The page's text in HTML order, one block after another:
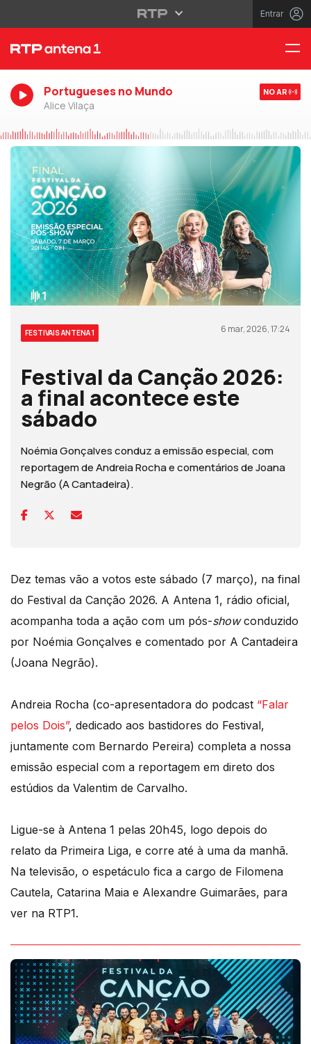
Entrar
Portugueses no Mundo
Alice Vilaça
NO AR
FESTIVAIS ANTENA 1 6 mar, 2026, 17:24
Festival da Canção 2026:
a final acontece este
sábado
Noémia Gonçalves conduz a emissão especial, com
reportagem de Andreia Rocha e comentários de Joana
Negrão (A Cantadeira).
Dez temas vão a votos este sábado (7 março), na final
do Festival da Canção 2026. A Antena 1, rádio oficial,
acompanha toda a ação com um pós-showconduzido
por Noémia Gonçalves e comentado por A Cantadeira
(Joana Negrão).
Andreia Rocha (co-apresentadora do podcast “Falar
pelos Dois”, dedicado aos bastidores do Festival,
juntamente com Bernardo Pereira) completa a nossa
emissão especial com a reportagem em direto dos
estúdios da Valentim de Carvalho.
Ligue-se à Antena 1 pelas 20h45, logo depois do
relato da Primeira Liga, e corre até à uma da manhã.
Na televisão, o espetáculo fica a cargo de Filomena
Cautela, Catarina Maia e Alexandre Guimarães, para
ver na RTP1.